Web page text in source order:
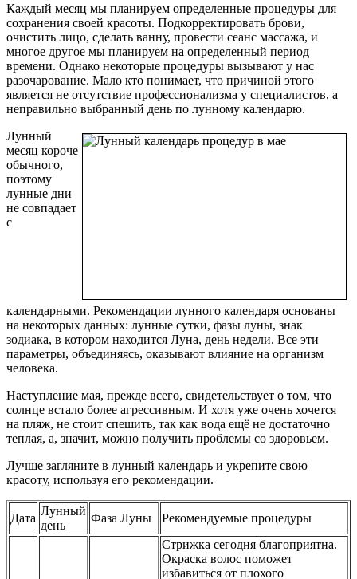
Каждый месяц мы планируем определенные процедуры для
сохранения своей красоты. Подкорректировать брови,
очистить лицо, сделать ванну, провести сеанс массажа, и
многое другое мы планируем на определенный период
времени. Однако некоторые процедуры вызывают у нас
разочарование. Мало кто понимает, что причиной этого
является не отсутствие профессионализма у специалистов, а
неправильно выбранный день по лунному календарю.
Лунный
месяц короче
обычного,
поэтому
лунные дни
не совпадает
с
календарными. Рекомендации лунного календаря основаны
на некоторых данных: лунные сутки, фазы луны, знак
зодиака, в котором находится Луна, день недели. Все эти
параметры, объединяясь, оказывают влияние на организм
человека.
Наступление мая, прежде всего, свидетельствует о том, что
солнце встало более агрессивным. И хотя уже очень хочется
на пляж, не стоит спешить, так как вода ещё не достаточно
теплая, а, значит, можно получить проблемы со здоровьем.
Лучше загляните в лунный календарь и укрепите свою
красоту, используя его рекомендации.
Дата
Лунный
день
Фаза Луны Рекомендуемые процедуры
Стрижка сегодня благоприятна.
Окраска волос поможет
избавиться от плохого